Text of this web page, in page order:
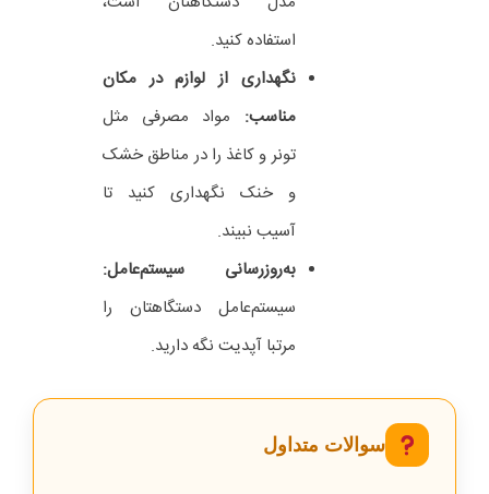
استفاده کنید.
نگهداری از لوازم در مکان
مناسب: مواد مصرفی مثل
تونر و کاغذ را در مناطق خشک
و خنک نگهداری کنید تا
آسیب نبیند.
به‌روزرسانی سیستم‌عامل:
سیستم‌عامل دستگاهتان را
مرتبا آپدیت نگه دارید.
سوالات متداول